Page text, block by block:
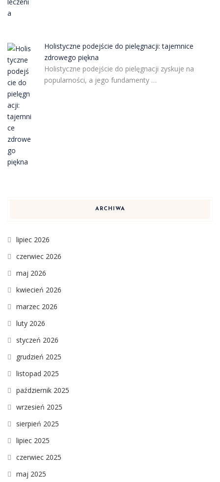
Holistyczne podejście do pielęgnacji: tajemnice
zdrowego piękna
Holistyczne podejście do pielęgnacji zyskuje na
popularności, a jego fundamenty …
ARCHIWA
lipiec 2026
czerwiec 2026
maj 2026
kwiecień 2026
marzec 2026
luty 2026
styczeń 2026
grudzień 2025
listopad 2025
październik 2025
wrzesień 2025
sierpień 2025
lipiec 2025
czerwiec 2025
maj 2025